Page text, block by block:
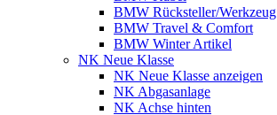
BMW Rücksteller/Werkzeug
BMW Travel & Comfort
BMW Winter Artikel
NK Neue Klasse
NK Neue Klasse anzeigen
NK Abgasanlage
NK Achse hinten